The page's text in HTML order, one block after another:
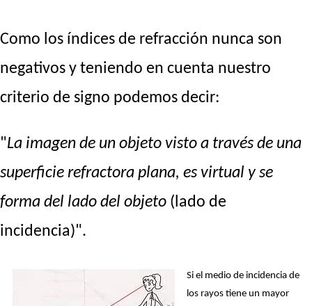
Como los índices de refracción nunca son
negativos y teniendo en cuenta nuestro
criterio de signo podemos decir:
"La imagen de un objeto visto a través de una
superficie refractora plana, es virtual y se
forma del lado del objeto (lado de
incidencia)".
Si el medio de incidencia de
los rayos tiene un mayor